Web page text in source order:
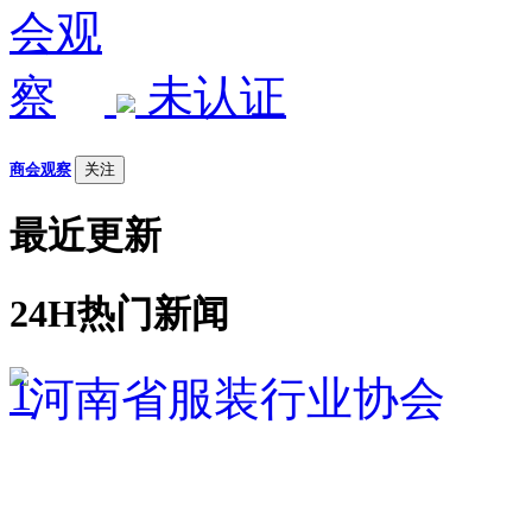
未认证
商会观察 关注
最近更新
24H热门新闻
1